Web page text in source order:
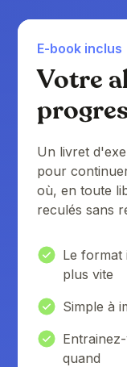
E-book inclus
Votre
Un livret
pour
où, en toute
reculés sans
Le format
plus vite
Simple à
quand